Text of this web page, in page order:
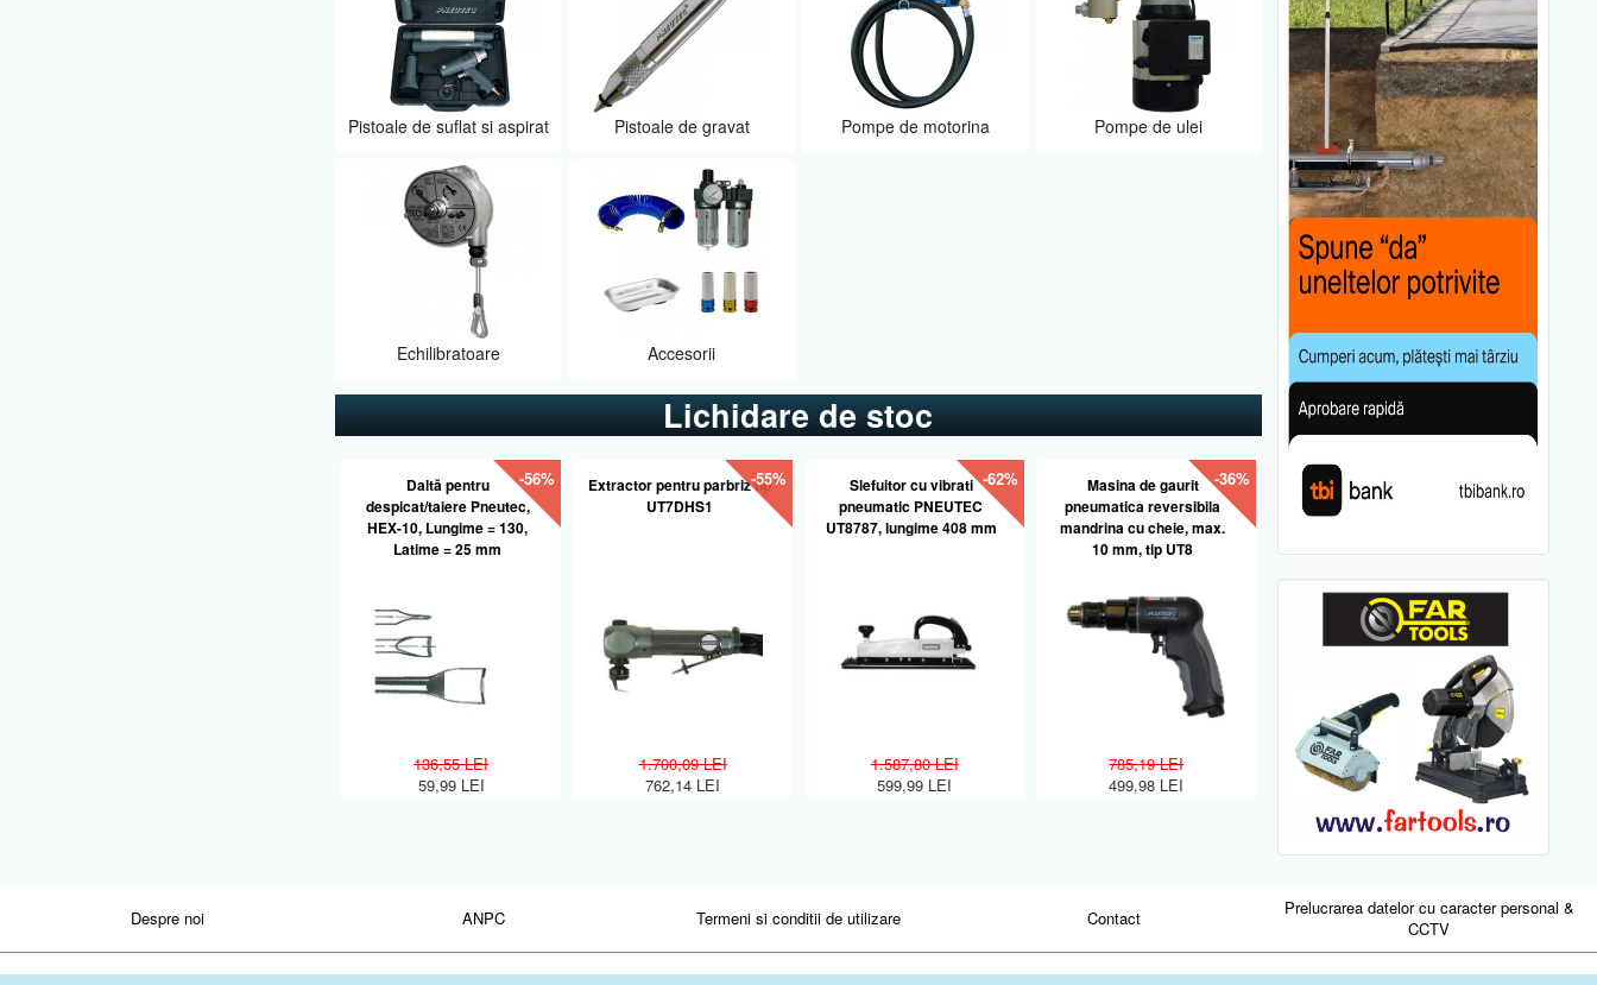
Pistoale de suflat si aspirat Pistoale de gravat Pompe de motorina Pompe de ulei
Echilibratoare Accesorii
Lichidare de stoc
-56%
Daltă pentru
despicat/taiere Pneutec,
HEX-10, Lungime = 130,
Latime = 25 mm
136,55 LEI
59,99 LEI
-55%
Extractor pentru parbriz tip
UT7DHS1
1.700,09 LEI
762,14 LEI
-62%
Slefuitor cu vibrati
pneumatic PNEUTEC
UT8787, lungime 408 mm
1.587,80 LEI
599,99 LEI
-36%
Masina de gaurit
pneumatica reversibila
mandrina cu cheie, max.
10 mm, tip UT8
785,19 LEI
499,98 LEI
Despre noi ANPC Termeni si conditii de utilizare Contact
Prelucrarea datelor cu caracter personal &
CCTV